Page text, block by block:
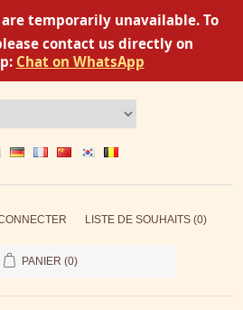
temporarily unavailable. To
contact us directly on
Chat on WhatsApp
LISTE DE SOUHAITS (0)
PANIER (0)